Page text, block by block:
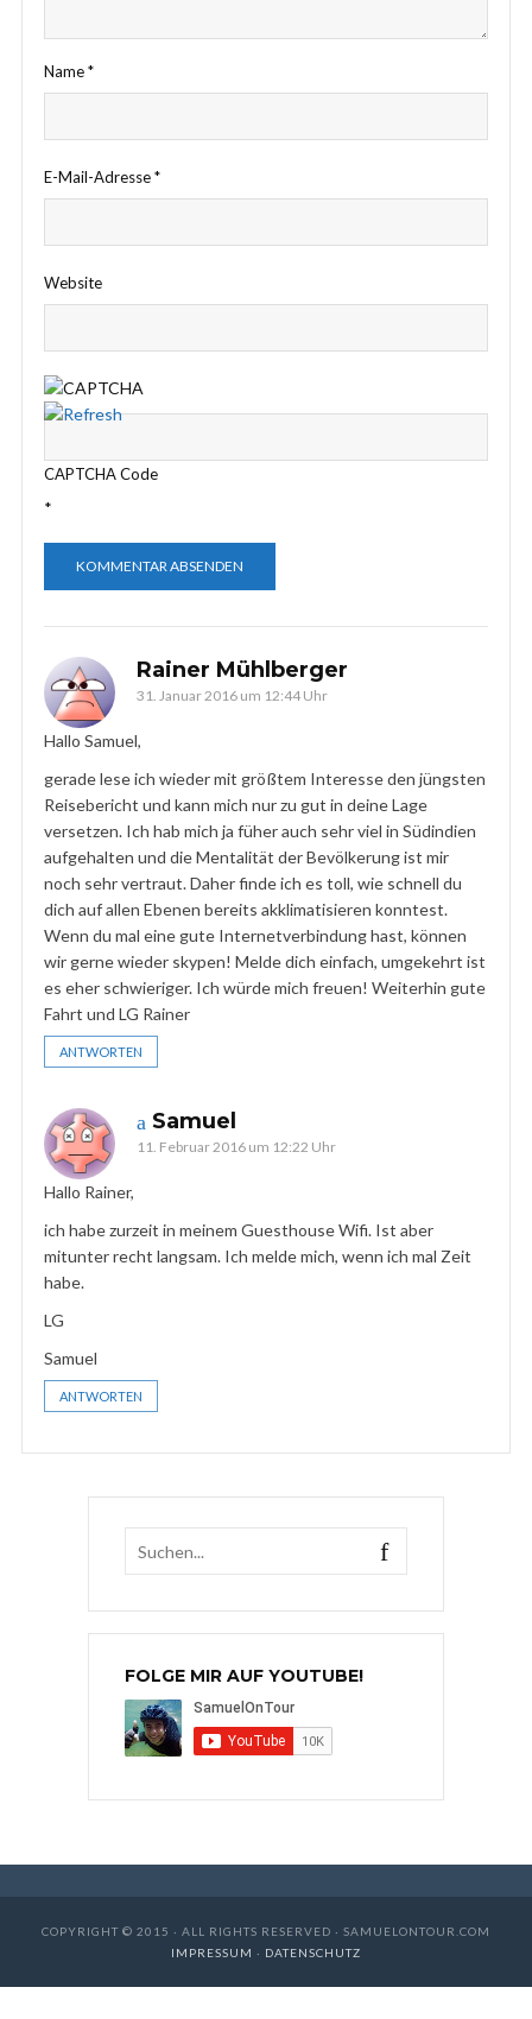
Name*
E-Mail-Adresse*
Website
CAPTCHA Code
*
Rainer Mühlberger
31. Januar 2016 um 12:44 Uhr
Hallo Samuel,
gerade lese ich wieder mit größtem Interesse den jüngsten
Reisebericht und kann mich nur zu gut in deine Lage
versetzen. Ich hab mich ja füher auch sehr viel in Südindien
aufgehalten und die Mentalität der Bevölkerung ist mir
noch sehr vertraut. Daher finde ich es toll, wie schnell du
dich auf allen Ebenen bereits akklimatisieren konntest.
Wenn du mal eine gute Internetverbindung hast, können
wir gerne wieder skypen! Melde dich einfach, umgekehrt ist
es eher schwieriger. Ich würde mich freuen! Weiterhin gute
Fahrt und LG Rainer
ANTWORTEN
Samuel
11. Februar 2016 um 12:22 Uhr
Hallo Rainer,
ich habe zurzeit in meinem Guesthouse Wifi. Ist aber
mitunter recht langsam. Ich melde mich, wenn ich mal Zeit
habe.
LG
Samuel
ANTWORTEN
FOLGE MIR AUF YOUTUBE!
COPYRIGHT © 2015 · ALL RIGHTS RESERVED · SAMUELONTOUR.COM
IMPRESSUM · DATENSCHUTZ